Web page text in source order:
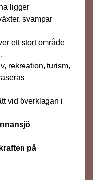
ligger
svampar
ett stort område
rekreation, turism,
vid överklagan i
på